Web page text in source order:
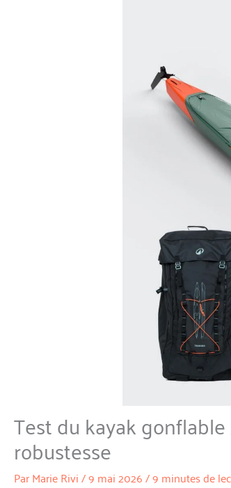
Test du kayak
robustesse
ParMarie Rivi/9 mai 2026/9 minutes de